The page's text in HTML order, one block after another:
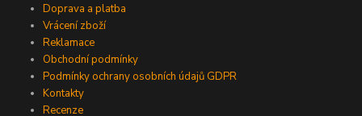
Doprava a platba
Vrácení zboží
Reklamace
Obchodní podmínky
Podmínky ochrany osobních údajů GDPR
Kontakty
Recenze